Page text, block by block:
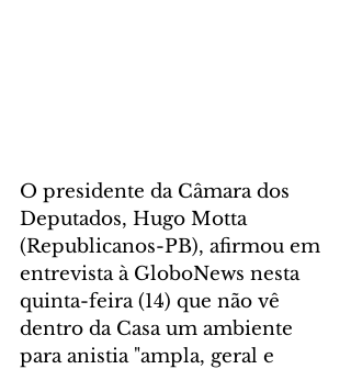
O presidente da Câmara dos
Deputados, Hugo Motta
(Republicanos-PB), afirmou em
entrevista à GloboNews nesta
quinta-feira (14) que não vê
dentro da Casa um ambiente
para anistia "ampla, geral e